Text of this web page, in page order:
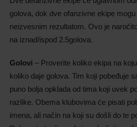
golova, dok dve ofanzivne ekipe
neizvesnim rezultatom. Ovo je
na iznad/ispod 2.5golova.
Golovi – Proverite koliko ekipa na
koliko daje golova. Tim koji pobeđuje
puno bolja opklada od tima koji uvek
razlike. Obema klubovima će pisati
imena, ali način na koji su došli do te